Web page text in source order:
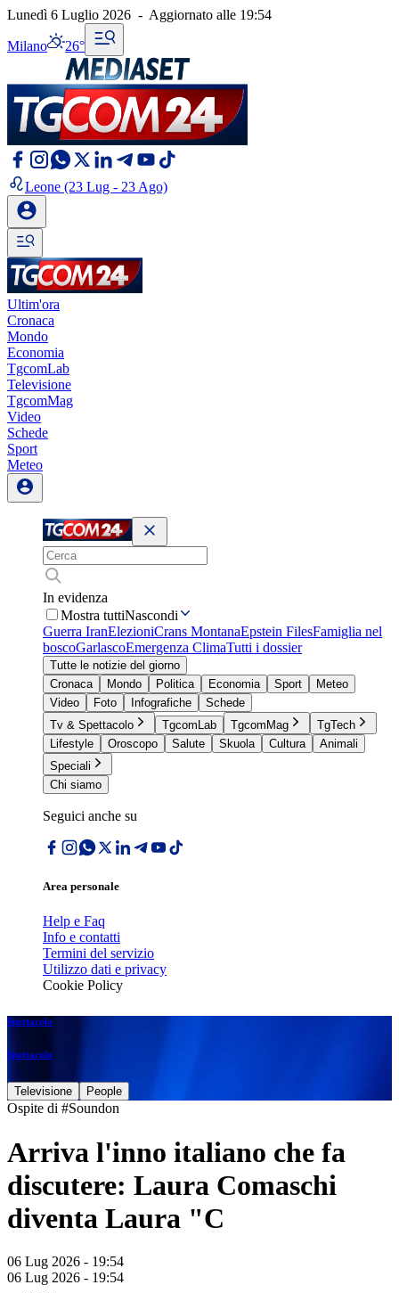
Lunedì 6 Luglio 2026 - Aggiornato alle 19:54
Milano 26°
Leone (23 Lug - 23 Ago)
Ultim'ora
Cronaca
Mondo
Economia
TgcomLab
Televisione
TgcomMag
Video
Schede
Sport
Meteo
In evidenza
Mostra tuttiNascondi
Guerra IranElezioniCrans MontanaEpstein FilesFamiglia nel
boscoGarlascoEmergenza ClimaTutti i dossier
Tutte le notizie del giorno
Cronaca
Mondo Politica Economia Sport
Meteo
Video
Foto Infografiche
Schede
Tv & Spettacolo
TgcomLab TgcomMag
TgTech
Lifestyle
Oroscopo Salute Skuola Cultura
Animali
Speciali
Chi siamo
Seguici anche su
Area personale
Help e Faq
Info e contatti
Termini del servizio
Utilizzo dati e privacy
Cookie Policy
Spettacolo
Spettacolo
Televisione People
Ospite di #Soundon
Arriva l'inno italiano che fa
discutere: Laura Comaschi
diventa Laura "C
06 Lug 2026 - 19:54
06 Lug 2026 - 19:54